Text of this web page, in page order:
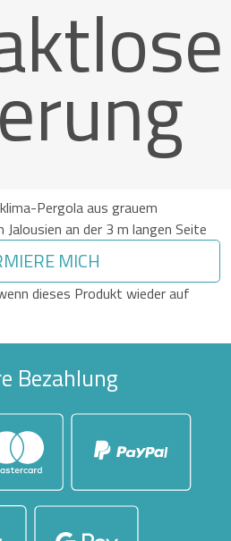
Pergola aus grauem
an der 3 m langen Seite
MICH
dieses Produkt wieder auf
Bezahlung